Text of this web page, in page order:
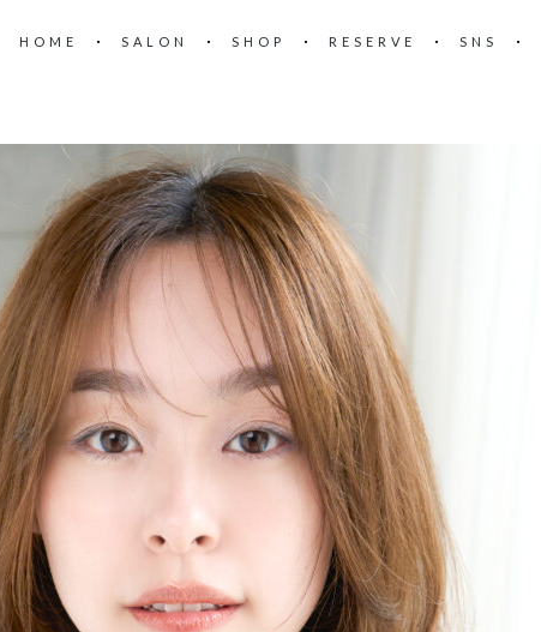
HOME SALON SHOP RESERVE SNS